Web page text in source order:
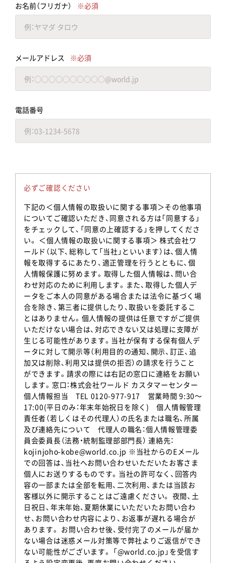
お名前（フリガナ）
メールアドレス
電話番号
必ずご確認ください
下記の＜個人情報の取扱いに関する事項＞その他事項
についてご確認いただき、同意される方は「同意する」
をチェックして、「同意の上確認する」を押してくださ
い。 ＜個人情報の取扱いに関する事項＞ 株式会社ワ
ールド（以下、総称して「当社」といいます）は、個人情
報を取得するにあたり、適正管理を行うとともに、個
人情報保護に努めます。取得した個人情報は、問い合
わせ対応のために利用します。また、取得した個人デ
ータをご本人の同意がある場合または法令に基づく場
合を除き、第三者に提供したり、取扱いを委託するこ
とはありません。個人情報の提供は任意ですがご提供
いただけない場合は、対応できない又は処理に支障が
生じる可能性があります。当社が保有する保有個人デ
ータに対して開示等（利用目的の通知、開示、訂正、追
加又は削除、利用又は提供の拒否）の請求を行うこと
ができます。請求の際には右記の窓口に連絡をお願い
します。窓口：株式会社ワールド カスタマーセンター
個人情報担当 TEL 0120-977-917 営業時間 9:30～
17:00(平日のみ：年末年始祝日を除く) 個人情報管理
責任者（若しくはその代理人）の氏名または職名、所属
及び連絡先について 代理人の職名：個人情報管理委
員会委員長（法務・統制監理部部門長） 連絡先：
kojinjoho-kobe@world.co.jp ※当社からのEメール
での回答は、当社へお問い合わせいただいたお客さま
個人にお送りするものです。当社の許可なく、回答内
容の一部または全部を転用、二次利用、または当該お
客様以外に開示することはご遠慮ください。 夜間、土
日祝日、年末年始、夏期休業にいただいたお問い合わ
せ、お問い合わせ内容により、お返事が遅れる場合が
あります。 お問い合わせ後、受付完了のメールが届か
ない場合は迷惑メール対策等で弊社よりご返信ができ
ない可能性がございます。 「@world.co.jp」を受信す